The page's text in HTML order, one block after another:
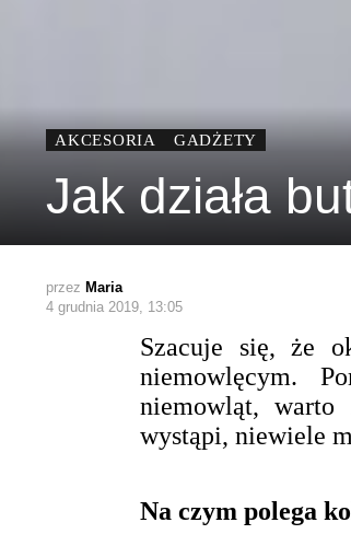
AKCESORIA GADŻETY
Jak działa
przez Maria
4 grudnia 2019, 13:05
Szacuje się, że
niemowlęcym.
niemowląt, warto
wystąpi, niewiele
Na czym polega